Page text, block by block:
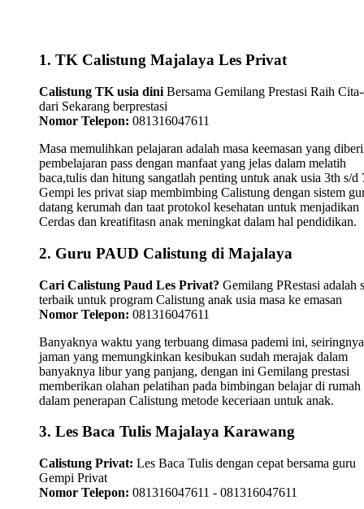
1. TK Calistung Majalaya Les Privat
Calistung TK usia dini Bersama Gemilang Prestasi Raih
dari Sekarang berprestasi
Nomor Telepon: 081316047611
Masa memulihkan pelajaran adalah masa keemasan yang
pembelajaran pass dengan manfaat yang jelas dalam melatih
baca,tulis dan hitung sangatlah penting untuk anak usia 3th s/d
Gempi les privat siap membimbing Calistung dengan sistem
datang kerumah dan taat protokol kesehatan untuk menjadikan
Cerdas dan kreatifitasn anak meningkat dalam hal pendidikan.
2. Guru PAUD Calistung di Majalaya
Cari Calistung Paud Les Privat? Gemilang PRestasi adalah
terbaik untuk program Calistung anak usia masa ke emasan
Nomor Telepon: 081316047611
Banyaknya waktu yang terbuang dimasa pademi ini, seiringnya
jaman yang memungkinkan kesibukan sudah merajak dalam
banyaknya libur yang panjang, dengan ini Gemilang prestasi
memberikan olahan pelatihan pada bimbingan belajar di rumah
dalam penerapan Calistung metode keceriaan untuk anak.
3. Les Baca Tulis Majalaya Karawang
Calistung Privat: Les Baca Tulis dengan cepat bersama guru
Gempi Privat
Nomor Telepon: 081316047611 - 081316047611